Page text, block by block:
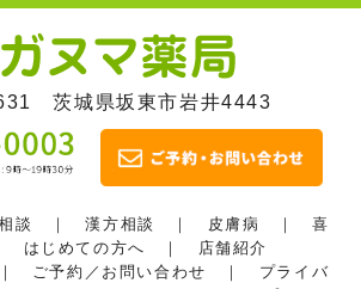
茨城県坂東市岩井4443
談 ｜漢方相談 ｜ 皮膚病 ｜喜
はじめての方へ ｜
店舗紹介
ご予約／お問い合わせ ｜ プライバ